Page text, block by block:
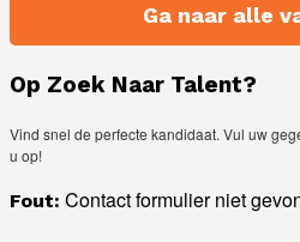
Ga naar alle
Op Zoek Naar Talent?
Vind snel de perfecte kandidaat. Vul uw
u op!
Fout: Contact formulier niet